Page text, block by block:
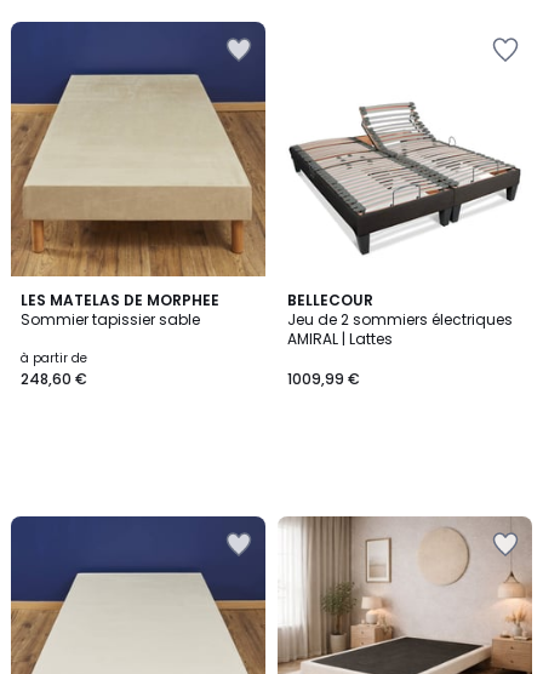
LES MATELAS DE MORPHEE
Sommier tapissier sable
à partir de
248,60 €
BELLECOUR
Jeu de 2 sommiers électriques
AMIRAL | Lattes
1009,99 €